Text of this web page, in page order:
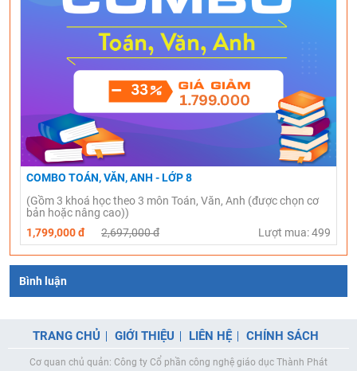
COMBO TOÁN, VĂN, ANH - LỚP 8
(Gồm 3 khoá học theo 3 môn Toán, Văn, Anh (được chọn cơ
bản hoặc nâng cao))
1,799,000 đ
2,697,000 đ Lượt mua: 499
Bình luận
TRANG CHỦ GIỚI THIỆU LIÊN HỆ CHÍNH SÁCH
Cơ quan chủ quản: Công ty Cổ phần công nghệ giáo dục Thành Phát